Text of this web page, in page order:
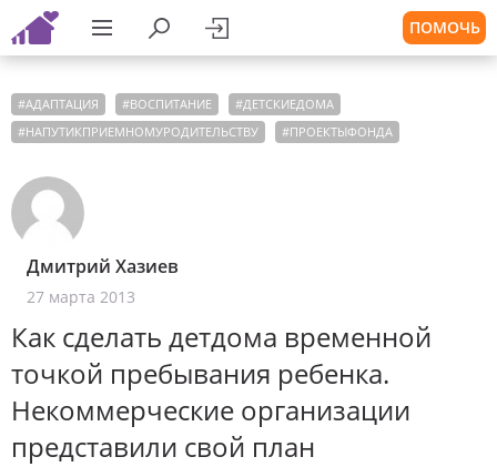
ПОМОЧЬ
#АДАПТАЦИЯ #ВОСПИТАНИЕ #ДЕТСКИЕДОМА
#НАПУТИКПРИЕМНОМУРОДИТЕЛЬСТВУ #ПРОЕКТЫФОНДА
Дмитрий Хазиев
27 марта 2013
Как сделать детдома временной
точкой пребывания ребенка.
Некоммерческие организации
представили свой план